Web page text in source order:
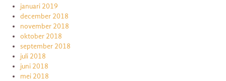
januari 2019
december 2018
november 2018
oktober 2018
september 2018
juli 2018
juni 2018
mei 2018